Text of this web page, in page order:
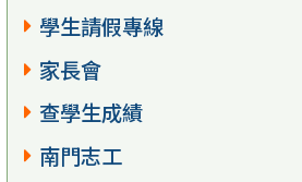
學生請假專線
家長會
查學生成績
南門志工